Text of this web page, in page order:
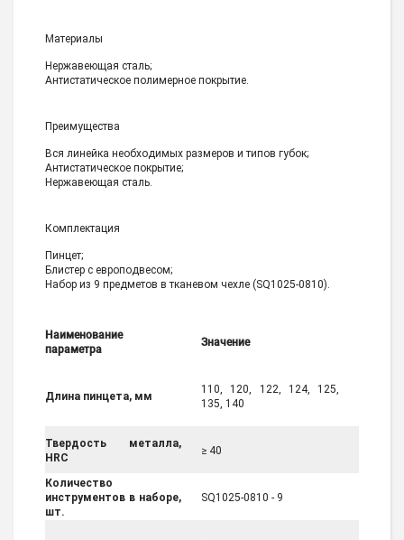
Материалы
Нержавеющая сталь;
Антистатическое полимерное покрытие.
Преимущества
Вся линейка необходимых размеров и типов губок;
Антистатическое покрытие;
Нержавеющая сталь.
Комплектация
Пинцет;
Блистер с европодвесом;
Набор из 9 предметов в тканевом чехле (SQ1025-0810).
Наименование
параметра
Значение
Длина пинцета, мм
110, 120, 122, 124, 125,
135, 140
Твердость металла,
HRC
≥ 40
Количество
инструментов в наборе,
шт.
SQ1025-0810 - 9